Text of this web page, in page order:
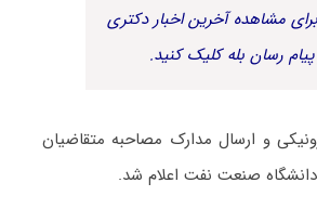
برای مشاهده آخرین اخبار دکتری
رسان بله کلیک کنید.
و ارسال مدارک مصاحبه متقاضیان